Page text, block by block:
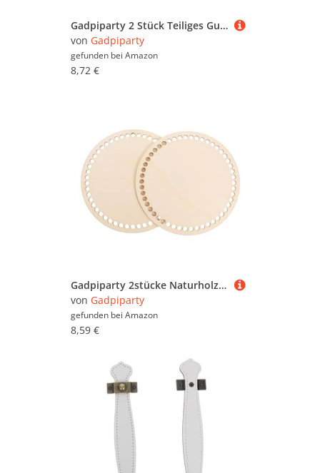
Gadpiparty 2 Stück Teiliges Gusseisen Ventil handrad Absperrventil Griff Außen Wasserhahn Ersatz Radgriff für Garten Bad Küche Vielseitig Verwendbar Robuste Verarbeitung
von Gadpiparty
gefunden bei Amazon
8,72 €
Gadpiparty 2stücke Naturholz Korbboden DIY Holz Basis Rund Für Häkeltaschen Und Bastelprojekte Vorbereitet Mit Löchern Zur Einfachen Verwendung
von Gadpiparty
gefunden bei Amazon
8,59 €